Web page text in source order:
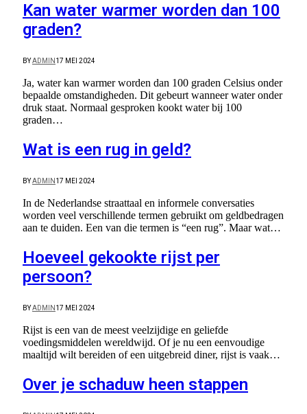
Kan water warmer worden dan 100
graden?
BYADMIN 17 MEI 2024
Ja, water kan warmer worden dan 100 graden Celsius onder
bepaalde omstandigheden. Dit gebeurt wanneer water onder
druk staat. Normaal gesproken kookt water bij 100
graden…
Wat is een rug in geld?
BYADMIN 17 MEI 2024
In de Nederlandse straattaal en informele conversaties
worden veel verschillende termen gebruikt om geldbedragen
aan te duiden. Een van die termen is “een rug”. Maar wat…
Hoeveel gekookte rijst per
persoon?
BYADMIN 17 MEI 2024
Rijst is een van de meest veelzijdige en geliefde
voedingsmiddelen wereldwijd. Of je nu een eenvoudige
maaltijd wilt bereiden of een uitgebreid diner, rijst is vaak…
Over je schaduw heen stappen